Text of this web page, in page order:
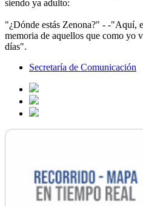
siendo ya adulto:
"¿Dónde estás Zenona?" - -"Aquí,
memoria de aquellos que como yo
días".
Secretaría de Comunicación